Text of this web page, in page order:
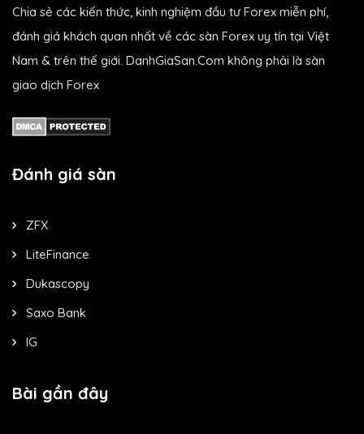
Chia sẻ các kiến thức, kinh nghiệm đầu tư Forex miễn phí,
đánh giá khách quan nhất về các sàn Forex uy tín tại Việt
Nam & trên thế giới. DanhGiaSan.Com không phải là sàn
giao dịch Forex
Đánh giá sàn
ZFX
LiteFinance
Dukascopy
Saxo Bank
IG
Bài gần đây